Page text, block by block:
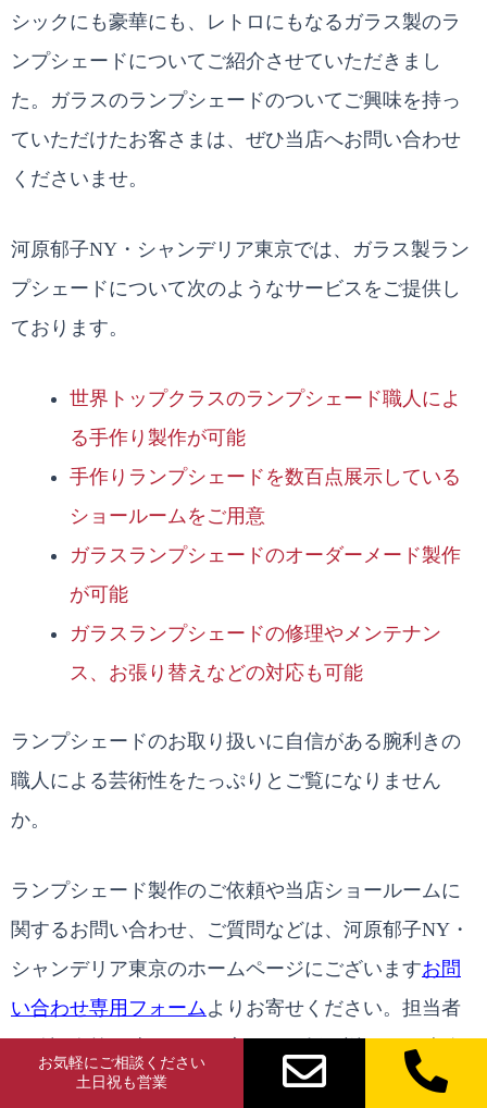
シックにも豪華にも、レトロにもなるガラス製のラ
ンプシェードについてご紹介させていただきまし
た。ガラスのランプシェードのついてご興味を持っ
ていただけたお客さまは、ぜひ当店へお問い合わせ
くださいませ。
河原郁子NY・シャンデリア東京では、ガラス製ラン
プシェードについて次のようなサービスをご提供し
ております。
世界トップクラスのランプシェード職人によ
る手作り製作が可能
手作りランプシェードを数百点展示している
ショールームをご用意
ガラスランプシェードのオーダーメード製作
が可能
ガラスランプシェードの修理やメンテナン
ス、お張り替えなどの対応も可能
ランプシェードのお取り扱いに自信がある腕利きの
職人による芸術性をたっぷりとご覧になりません
か。
ランプシェード製作のご依頼や当店ショールームに
関するお問い合わせ、ご質問などは、河原郁子NY・
シャンデリア東京のホームページにございますお問
い合わせ専用フォーム よりお寄せください。担当者
が確認次第、速やかにお客さまへ折り返しのご連絡
をさせていただきます。
お気軽にご相談ください
土日祝も営業